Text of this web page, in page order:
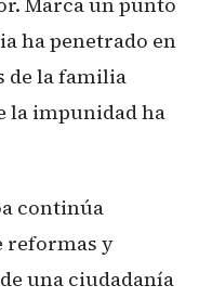
ha penetrado en
de la familia
la impunidad ha
continúa
reformas y
una ciudadanía